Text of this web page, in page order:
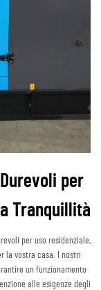
per
Tranquillità
per uso residenziale,
la vostra casa. I nostri
un funzionamento
alle esigenze degli